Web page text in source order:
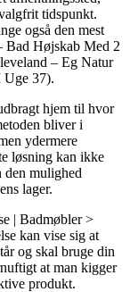
tidspunkt.
også den mest
Bad Højskab Med 2
– Eg Natur
Uge 37).
hjem til hvor
bliver i
ydermere
løsning kan ikke
den mulighed
lager.
| Badmøbler >
kan vise sig at
og skal bruge din
at man kigger
produkt.